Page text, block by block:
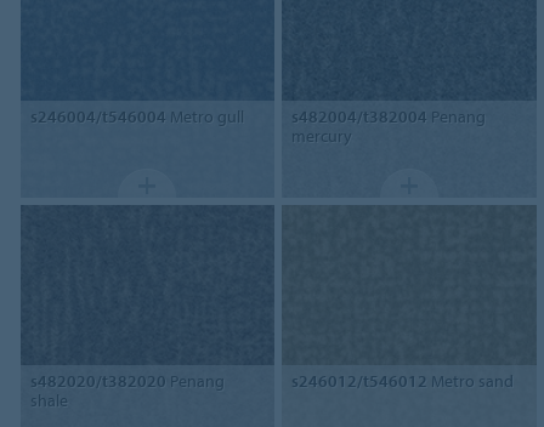
s246004/t546004 Metro gull s482004/t382004 Penang
mercury
s482020/t382020 Penang
shale
s246012/t546012 Metro sand